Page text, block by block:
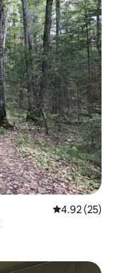
Calificación
4.92 (25)